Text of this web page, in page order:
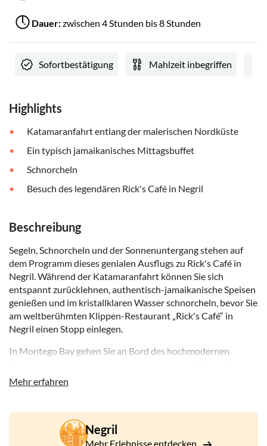
Dauer:zwischen 4 Stunden bis 8 Stunden
Sofortbestätigung Mahlzeit inbegriffen
Highlights
Katamaranfahrt entlang der malerischen Nordküste
Ein typisch jamaikanisches Mittagsbuffet
Schnorcheln
Besuch des legendären Rick's Café in Negril
Beschreibung
Segeln, Schnorcheln und der Sonnenuntergang stehen auf
dem Programm dieses genialen Ausflugs zu Rick's Café in
Negril. Während der Katamaranfahrt können Sie sich
entspannt zurücklehnen, authentisch-jamaikanische Speisen
genießen und im kristallklaren Wasser schnorcheln, bevor Sie
am weltberühmten Klippen-Restaurant „Rick's Café“ in
Negril einen Stopp einlegen.
In Montego Bay gehen Sie an Bord des hochmodernen
Mittag genießen Sie ein typisch jamaikanisches Jerk-Essen
Highlight – schnorcheln und baden im karibischen Meer oder
einfach am Bord des Katamarans verweilen und entspannen.
Mehr erfahren
Negril
Mehr Erlebnisse entdecken